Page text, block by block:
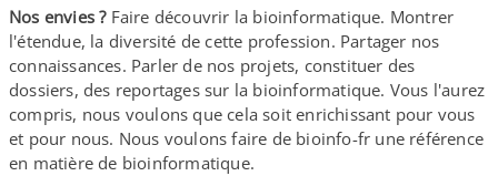
Nos envies ?Faire découvrir la bioinformatique. Montrer
l'étendue, la diversité de cette profession. Partager nos
connaissances. Parler de nos projets, constituer des
dossiers, des reportages sur la bioinformatique. Vous l'aurez
compris, nous voulons que cela soit enrichissant pour vous
et pour nous. Nous voulons faire de bioinfo-​fr une référence
en matière de bioinformatique.